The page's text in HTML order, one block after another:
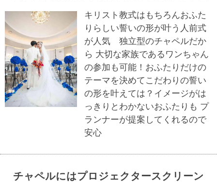
キリスト教式はもちろんおふた
りらしい誓いの形が叶う人前式
が人気 独立型のチャペルだか
ら 大切な家族であるワンちゃん
の参加も可能！おふたりだけの
テーマを決めてこだわりの誓い
の形を叶えては？イメージがは
っきりとわかないおふたりも プ
ランナーが提案してくれるので
安心
チャペルにはプロジェクタースクリーン